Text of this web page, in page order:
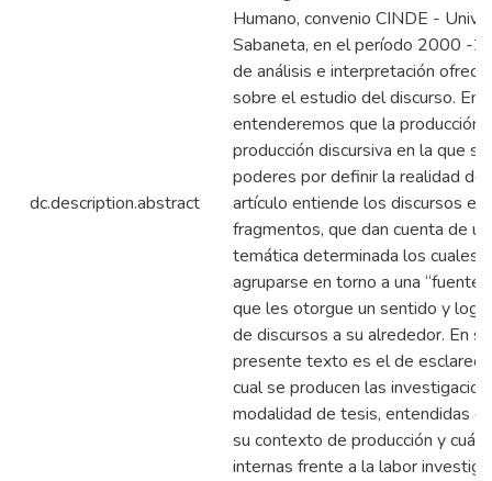
dc.description.abstract
Humano, convenio CINDE -
Sabaneta, en el período 2000 -
de análisis e interpretación
sobre el estudio del discurso. En
entenderemos que la producción
producción discursiva en la que
poderes por definir la realidad de
artículo entiende los discursos en
fragmentos, que dan cuenta de
temática determinada los cuales,
agruparse en torno a una “fuente
que les otorgue un sentido y
de discursos a su alrededor. En
presente texto es el de
cual se producen las
modalidad de tesis, entendidas
su contexto de producción y
internas frente a la labor